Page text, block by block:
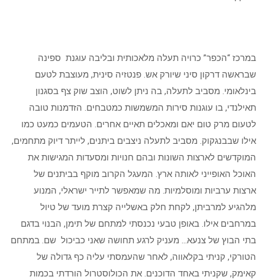
במרכז “הכפר” כרויה תעלה מלאכותית ובליבה עוגנת ספינה
שבראשה דרקון סיני שיורק אש. פנטזיה סינית, מעוצבת לטעם
בינלאומי. מסביב לתעלה, בה ניתן לשוט, הוצב שוק צף בסגנון
תאילנדי, בו עוגנות סירות המשמשות כמטבחים. הזדמנות טובה
לטעום מרק טום יאם ומאכלים תאיים אחרים. הטעמים כמעט כמו
אילו שבבנגקוק. מסביב לתעלה ניצבים ביתנים, לייתר דיוק מתחמים,
המוקדשים לארצות השונות ובהם חנויות ומסעדות המגישות את
האוכל האופייני לאותה ארץ. המעגל הקרוב מוקף בביתנים של
ארצות ערביות ומוסלמיות. מה שמאפשר לתייר ישראלי, המנוע
מלהגיע למרביתן, לקחת חלק באשלייה קצרת מועד של טיול
במרחבים אילו. באופן טבעי נכנסתי למתחם של תימן, הבנוי בדגם
בתי הבוץ של צנעא… מעניק לרגע תחושה שאני כביכול שם. במתחם
הטורקי, קניתי בקלאווה, לאחר שהעמסתי עליה כף גדולה של
קאימק, שקניתי באחד הדוכנים. את הכולוסטרול הורדתי בכמות